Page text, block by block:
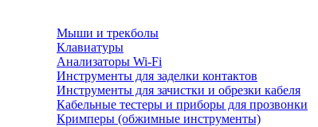
Мыши и трекболы
Клавиатуры
Анализаторы Wi-Fi
Инструменты для заделки контактов
Инструменты для зачистки и обрезки кабеля
Кабельные тестеры и приборы для прозвонки
Кримперы (обжимные инструменты)